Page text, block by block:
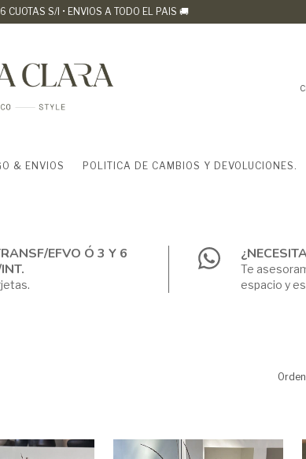
CUOTAS S/I • ENVIOS A TODO EL PAIS 🚚
& ENVIOS POLITICA DE CAMBIOS Y DEVOLUCIONES.
EFVO Ó 3 Y 6
Te
espacio y